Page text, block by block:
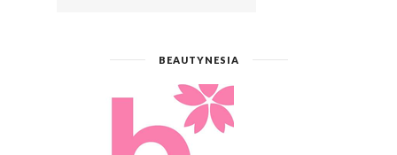
BEAUTYNESIA